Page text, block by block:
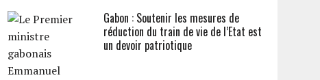
Gabon : Soutenir les mesures de
réduction du train de vie de l’Etat est
un devoir patriotique